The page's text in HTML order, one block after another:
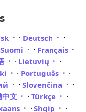
· Deutsch ·
Suomi · Français
· Lietuvių ·
· Português ·
· Slovenčina ·
中文 · Türkçe ·
· Shqip ·